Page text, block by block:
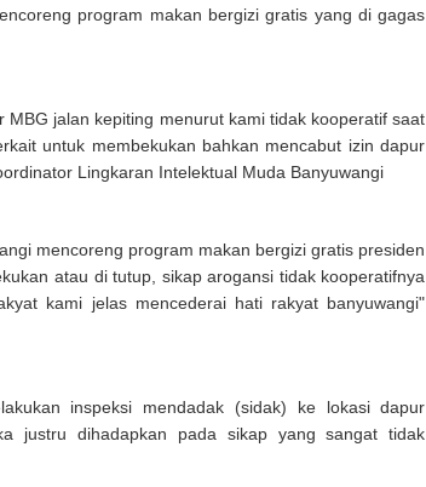
program makan bergizi gratis yang di gagas
jalan kepiting menurut kami tidak kooperatif saat
untuk membekukan bahkan mencabut izin dapur
Lingkaran Intelektual Muda Banyuwangi
mencoreng program makan bergizi gratis presiden
atau di tutup, sikap arogansi tidak kooperatifnya
kami jelas mencederai hati rakyat banyuwangi"
inspeksi mendadak (sidak) ke lokasi dapur
justru dihadapkan pada sikap yang sangat tidak